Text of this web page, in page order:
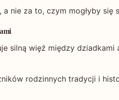
nie za to, czym mogłyby
silną więź między
rodzinnych tradycji i